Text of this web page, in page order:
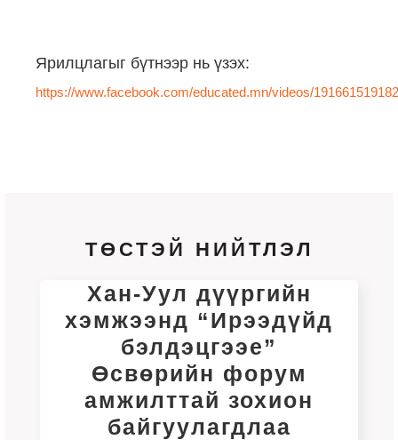
Ярилцлагыг бүтнээр нь үзэх:
https://www.facebook.com/educated.mn/videos/
ТӨСТЭЙ НИЙТЛЭЛ
Хан-Уул дүүргийн
хэмжээнд “Ирээдүйд
бэлдэцгээе”
Өсвөрийн форум
амжилттай зохион
байгуулагдлаа